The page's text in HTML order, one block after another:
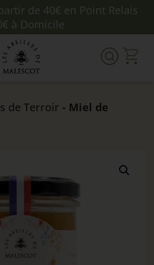
de 40€ en Point Relais
à Domicile
de Terroir - Miel de